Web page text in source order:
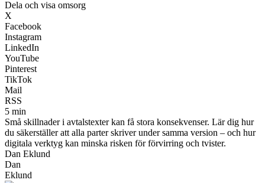
Dela och visa omsorg
X
Facebook
Instagram
LinkedIn
YouTube
Pinterest
TikTok
Mail
RSS
5 min
Små skillnader i avtalstexter kan få stora konsekvenser. Lär dig hur
du säkerställer att alla parter skriver under samma version – och hur
digitala verktyg kan minska risken för förvirring och tvister.
Dan Eklund
Dan
Eklund